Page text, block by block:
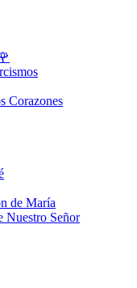
Corazones
de María
Nuestro Señor